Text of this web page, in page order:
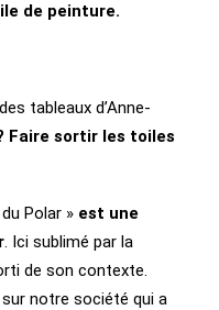
de peinture.
tableaux d’Anne-
Faire sortir les toiles
Polar » est une
. Ici sublimé par la
de son contexte.
notre société qui a